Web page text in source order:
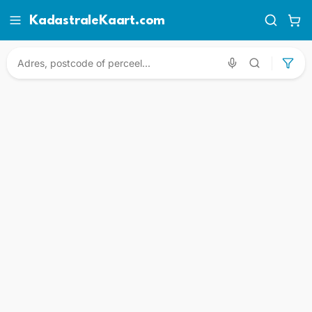
KadastraleKaart.com